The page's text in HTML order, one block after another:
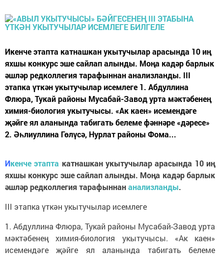
Икенче этапта катнашкан укытучылар арасында 10 иң
яхшы конкурс эше сайлап алынды. Моңа кадәр барлык
әшләр редколлегия тарафыннан анализланды. III
этапка үткән укытучылар исемлеге 1. Абдуллина
Флюра, Тукай районы Мусабай-Завод урта мәктәбенең
химия-биология укытучысы. «Ак каен» исемендәге
җәйге ял аланында табигать белеме фәннәре «дәресе»
2. Әһлиуллина Гөлүсә, Нурлат районы Фома...
Икенче этапта катнашкан укытучылар арасында 10 иң
яхшы конкурс эше сайлап алынды. Моңа кадәр барлык
әшләр редколлегия тарафыннананализланды.
III этапка үткән укытучылар исемлеге
1. Абдуллина Флюра, Тукай районы Мусабай-Завод урта
мәктәбенең химия-биология укытучысы. «Ак каен»
исемендәге җәйге ял аланында табигать белеме